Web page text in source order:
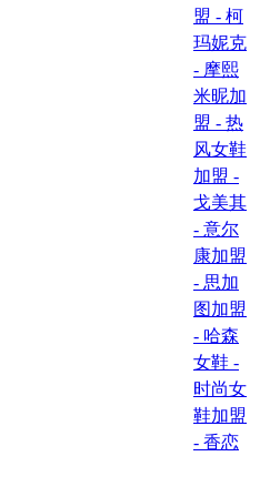
盟 - 柯
玛妮克
- 摩熙
米昵加
盟 - 热
风女鞋
加盟 -
戈美其
- 意尔
康加盟
- 思加
图加盟
- 哈森
女鞋 -
时尚女
鞋加盟
- 香恋